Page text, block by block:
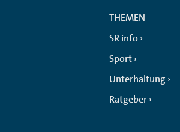
THEMEN
SR info
Sport
Unterhaltung
Ratgeber